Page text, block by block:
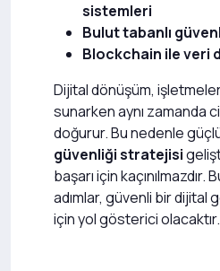
sistemleri
Bulut tabanlı
Blockchain ile veri
Dijital dönüşüm,
sunarken aynı zamanda
doğurur. Bu nedenle
güvenliği stratejisi
başarı için
adımlar, güvenli bir dijital
için yol gösterici olacaktır.